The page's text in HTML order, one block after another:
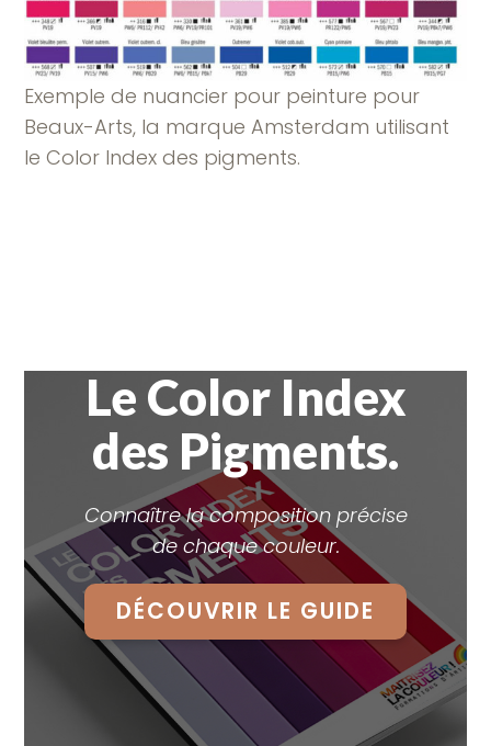
Exemple de nuancier pour peinture pour
Beaux-Arts, la marque Amsterdam utilisant
le Color Index des pigments.
Le Color Index
des Pigments.
Connaître la composition précise
de chaque couleur.
DÉCOUVRIR LE GUIDE